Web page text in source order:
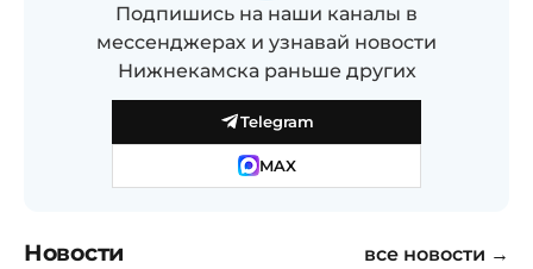
Подпишись на наши каналы в
мессенджерах и узнавай новости
Нижнекамска раньше других
Telegram
MAX
Новости все новости →